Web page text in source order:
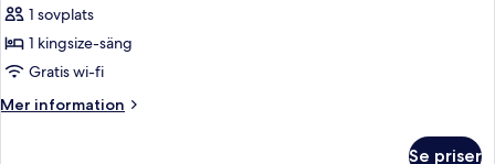
Standardrum
(Club
Single )
1 sovplats
1 kingsize-säng
Gratis wi-fi
Mer information
Mer
Se priser